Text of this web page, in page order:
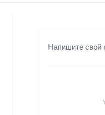
Напишите свой